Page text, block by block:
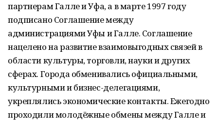
партнерам Галле и Уфа, а в марте 1997 году
подписано Соглашение между
администрациями Уфы и Галле. Соглашение
нацелено на развитие взаимовыгодных связей в
области культуры, торговли, науки и других
сферах. Города обменивались официальными,
культурными и бизнес-делегациями,
укреплялись экономические контакты. Ежегодно
проходили молодёжные обмены между Галле и